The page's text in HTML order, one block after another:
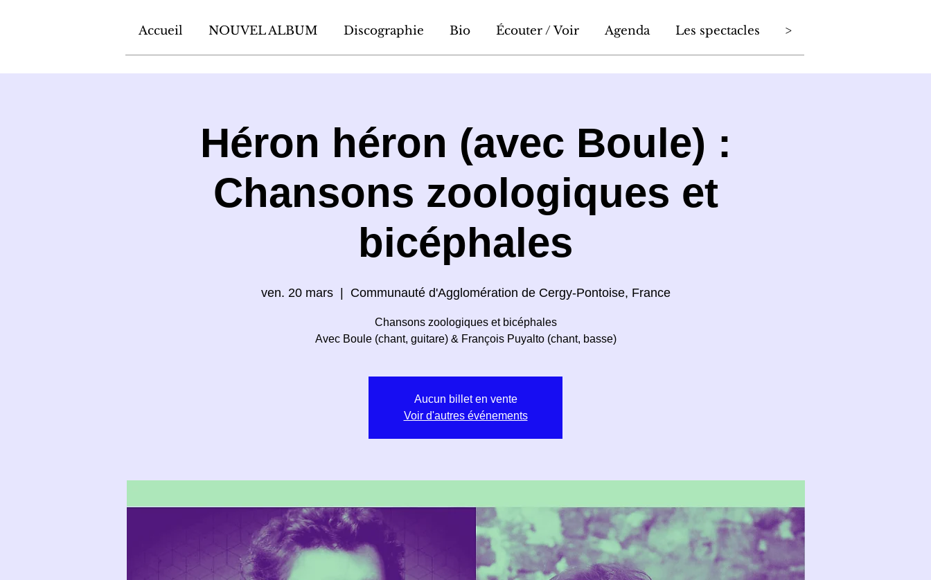
Accueil NOUVEL ALBUM Discographie Bio Écouter / Voir Agenda Les spectacles >
Héron héron (avec Boule) :
Chansons zoologiques et
bicéphales
ven. 20 mars
  |
Communauté d'Agglomération de Cergy-Pontoise, France
Chansons zoologiques et bicéphales
Avec Boule (chant, guitare) & François Puyalto (chant, basse)
Aucun billet en vente
Voir d'autres événements